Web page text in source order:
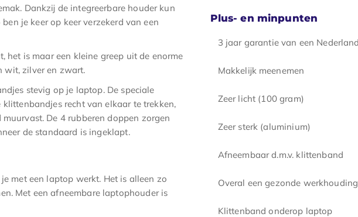
Dankzij de integreerbare houder kun
je keer op keer verzekerd van een
het is maar een kleine greep uit de enorme
wit, zilver en zwart.
stevig op je laptop. De speciale
recht van elkaar te trekken,
De 4 rubberen doppen zorgen
de standaard is ingeklapt.
met een laptop werkt. Het is alleen zo
Met een afneembare laptophouder is
Plus- en minpunten
3 jaar garantie van een
Makkelijk meenemen
Zeer licht (100 gram)
Zeer sterk (aluminium)
Afneembaar d.m.v. klittenband
Overal een gezonde werkhouding
Klittenband onderop laptop